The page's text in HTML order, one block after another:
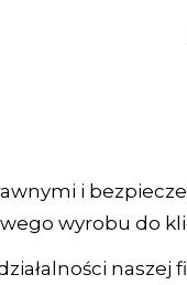
i
wyrobu do
naszej